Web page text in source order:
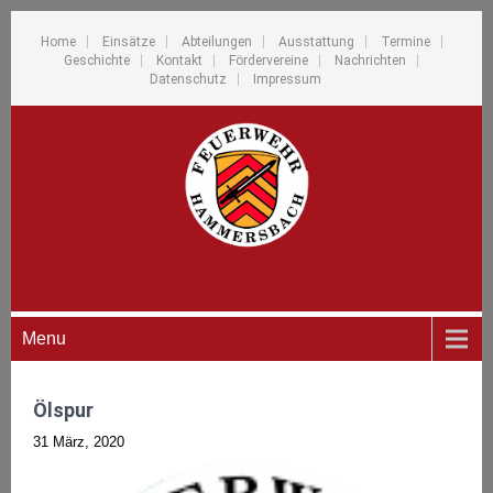
Home Einsätze Abteilungen Ausstattung
Termine
Geschichte
Kontakt Fördervereine
Nachrichten
Datenschutz
Impressum
Menu
Ölspur
31 März, 2020